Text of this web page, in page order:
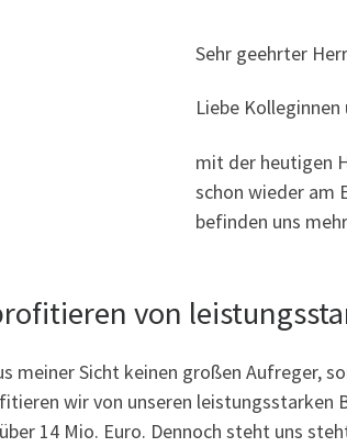
Sehr geehrter
Liebe
mit der heutigen
schon wieder am
befinden uns
von
meiner Sicht keinen großen Aufreger,
wir von unseren leistungsstarken
14 Mio. Euro. Dennoch steht uns